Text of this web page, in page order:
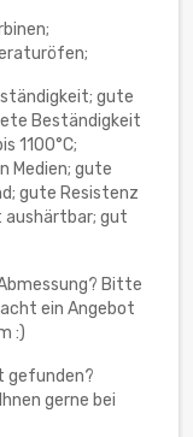
gute
Beständigkeit
1100°C;
Medien; gute
gute Resistenz
aushärtbar; gut
Bitte
ein Angebot
:)
gefunden?
gerne bei